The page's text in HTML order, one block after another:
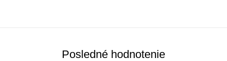
Posledné hodnotenie